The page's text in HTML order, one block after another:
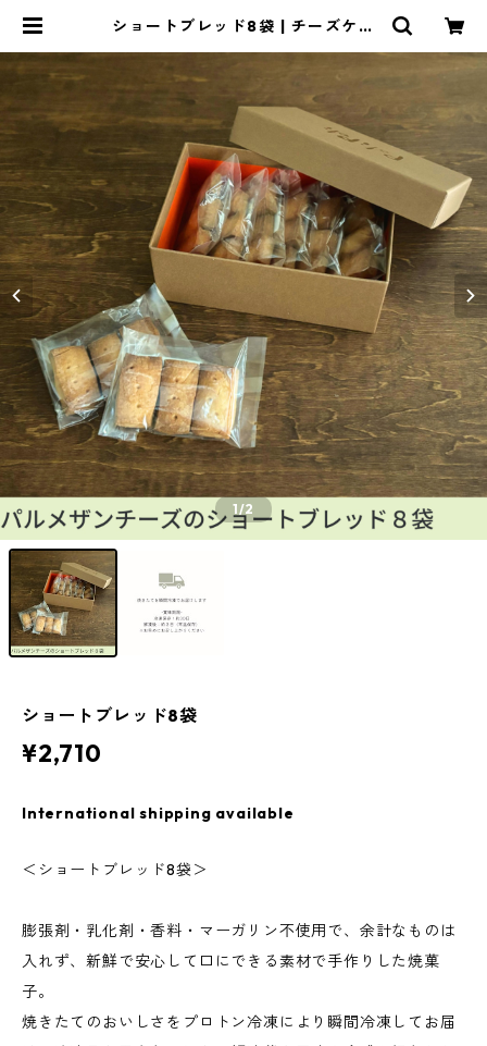
ショートブレッド8袋 | チーズケー
1/2
ショートブレッド8袋
¥2,710
International shipping available
＜ショートブレッド8袋＞
膨張剤・乳化剤・香料・マーガリン不使用で、余計なものは
入れず、新鮮で安心して口にできる素材で手作りした焼菓
子。
焼きたてのおいしさをプロトン冷凍により瞬間冷凍してお届